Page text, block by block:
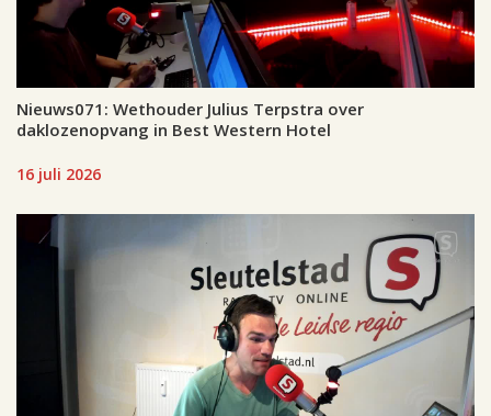
Nieuws071: Wethouder Julius Terpstra over
daklozenopvang in Best Western Hotel
16 juli 2026